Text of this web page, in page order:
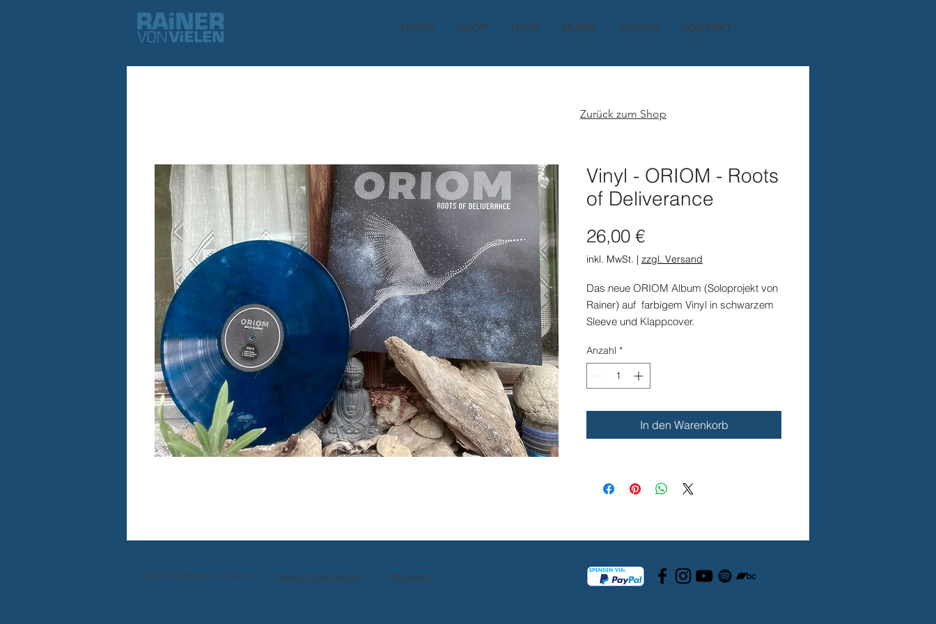
NEWS SHOP TOUR MUSIK VIDEOS KONTAKT
Vinyl - ORIOM - Roots
of Deliverance
26,00 €Preis
inkl. MwSt. | zzgl. Versand
Das neue ORIOM Album (Soloprojekt von
Rainer) auf farbigem Vinyl in schwarzem
Sleeve und Klappcover.
Dazu gibt es das Album digital als mp3-
Download oder als unkomprimierte Wav-
01 Sun Šamaš07:54
a1=449,8 Hz | 440Hz -38,2 cent
02 Earth, Light & Waves
Anzahl *
In den Warenkorb
Zurück zum Shop
© 2022 by Rainer von Vielen Datenschutzerklärung Impressum